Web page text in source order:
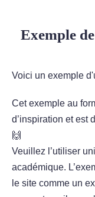
Exemple
Voici un exemple
Cet exemple au
d’inspiration et est
🙌
Veuillez l’utiliser
académique.
le site comme un